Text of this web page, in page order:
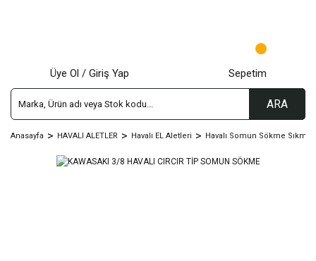
ARA
Üye Ol / Giriş Yap Sepetim
Anasayfa HAVALI ALETLER Havalı EL Aletleri Havalı Somun Sökme Sıkma